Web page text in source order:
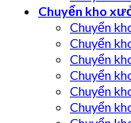
Chuyển kho
Chuyển
Chuyển
Chuyển
Chuyển
Chuyển
Chuyển